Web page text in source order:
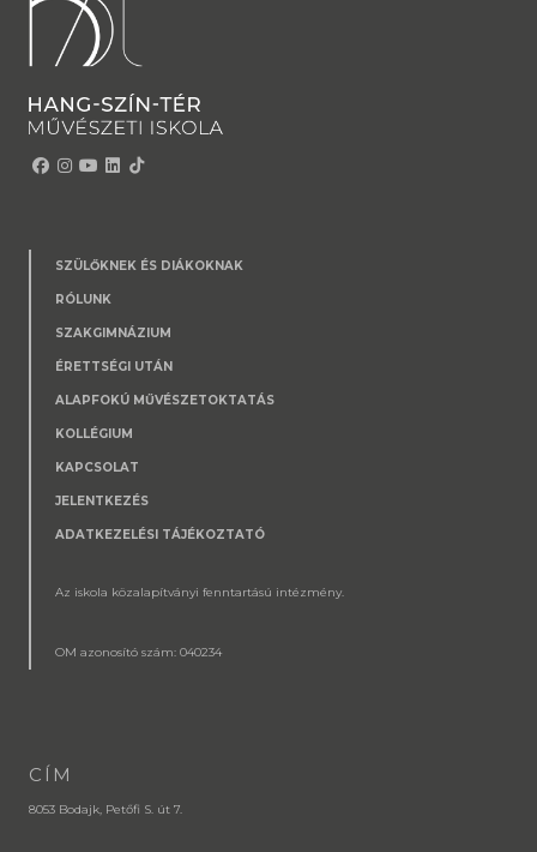
SZÜLŐKNEK ÉS DIÁKOKNAK
RÓLUNK
SZAKGIMNÁZIUM
ÉRETTSÉGI UTÁN
ALAPFOKÚ MŰVÉSZETOKTATÁS
KOLLÉGIUM
KAPCSOLAT
JELENTKEZÉS
ADATKEZELÉSI TÁJÉKOZTATÓ
Az iskola közalapítványi fenntartású intézmény.
OM azonosító szám: 040234
CÍM
8053 Bodajk, Petőfi S. út 7.